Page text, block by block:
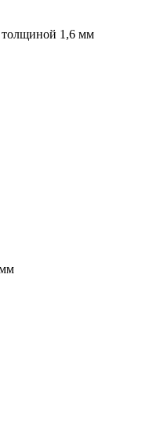
толщиной 1,6 мм